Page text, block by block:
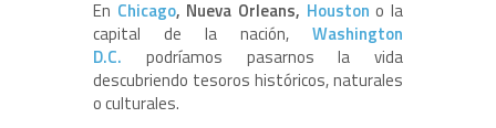
En Chicago, Nueva Orleans, Houstono la
capital de la nación, Washington
D.C. podríamos pasarnos la vida
descubriendo tesoros históricos, naturales
o culturales.